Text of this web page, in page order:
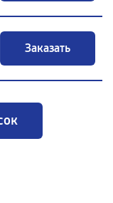
Заказать